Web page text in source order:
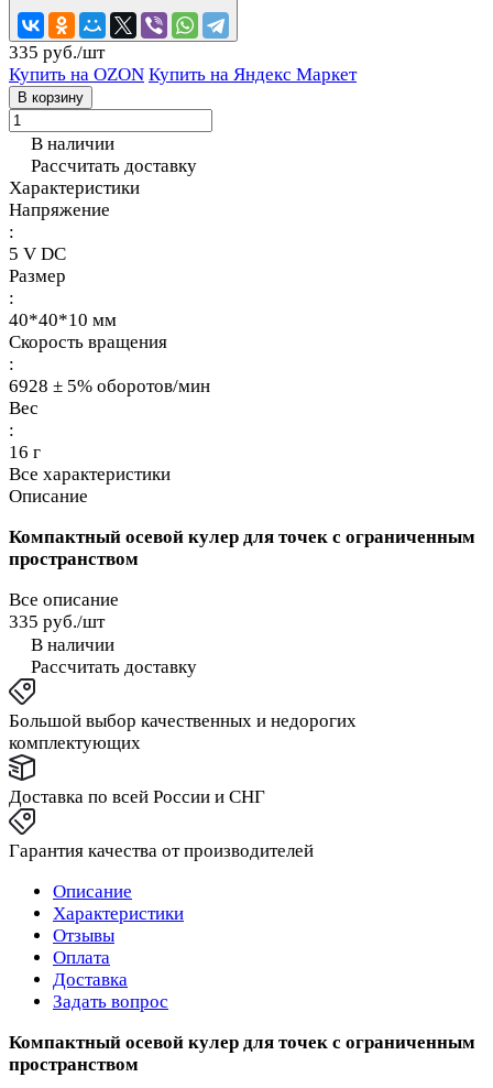
335 руб./шт
Купить на OZON Купить на Яндекс Маркет
В корзину
В наличии
Рассчитать доставку
Характеристики
Напряжение
:
5 V DC
Размер
:
40*40*10 мм
Скорость вращения
:
6928 ± 5% оборотов/мин
Вес
:
16 г
Все характеристики
Описание
Компактный осевой кулер для точек с ограниченным
пространством
Все описание
335 руб./шт
В наличии
Рассчитать доставку
Большой выбор качественных и недорогих
комплектующих
Доставка по всей России и СНГ
Гарантия качества от производителей
Описание
Характеристики
Отзывы
Оплата
Доставка
Задать вопрос
Компактный осевой кулер для точек с ограниченным
пространством